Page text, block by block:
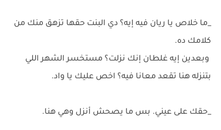
_ما خلاص يا ريان فيه إيه؟ دي البنت حقها تزهق منك من
كلامك ده.
وبعدين إيه غلطان إنك نزلت؟ مستخسر الشهر اللي
بتنزله هنا تقعد معانا فيه؟ اخص عليك يا واد.
_حقك على عيني. بس ما يصحش أنزل وهي هنا.